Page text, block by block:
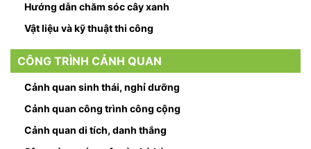
Hướng dẫn chăm sóc cây xanh
Vật liệu và kỹ thuật thi công
CÔNG TRÌNH CẢNH QUAN
Cảnh quan sinh thái, nghỉ dưỡng
Cảnh quan công trình công cộng
Cảnh quan di tích, danh thắng